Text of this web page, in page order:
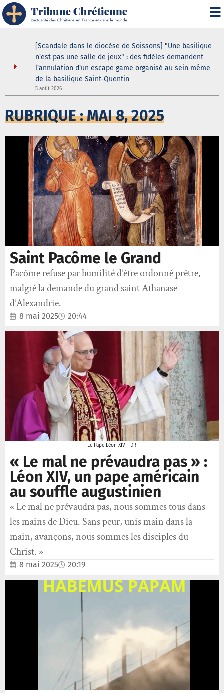
[Scandale dans le diocèse de Soissons] "Une basilique
n'est pas une salle de jeux" : des fidèles demandent
l'annulation d'un escape game organisé au sein même
de la basilique Saint-Quentin
5 août 2026
RUBRIQUE : MAI 8, 2025
Saint Pacôme le Grand
Pacôme refuse par humilité d’être ordonné prêtre,
malgré la demande du grand saint Athanase
d’Alexandrie.
8 mai 2025 20:44
Le Pape Léon XIV - DR
« Le mal ne prévaudra pas » :
Léon XIV, un pape américain
au souffle augustinien
« Le mal ne prévaudra pas, nous sommes tous dans
les mains de Dieu. Sans peur, unis main dans la
main, avançons, nous sommes les disciples du
Christ. »
8 mai 2025 20:19